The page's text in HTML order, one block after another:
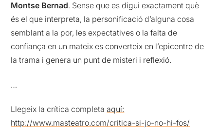
Montse Bernad. Sense que es digui exactament què
és el que interpreta, la personificació d’alguna cosa
semblant a la por, les expectatives o la falta de
confiança en un mateix es converteix en l’epicentre de
la trama i genera un punt de misteri i reflexió.
…
Llegeix la crítica completaaquí:
http://www.masteatro.com/critica-si-jo-no-hi-fos/